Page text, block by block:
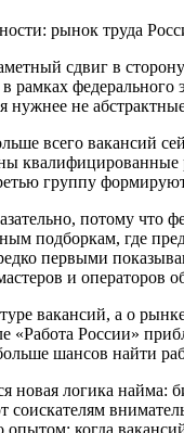
сдвиг в
рамках
нужнее не
всего вакансий
группу
потому
подборкам, где
первыми
и операторов
вакансий, а о
«Работа России»
шансов найти
логика найма:
когда